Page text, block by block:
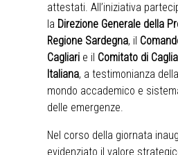
attestati. All’iniziativa
la Direzione Generale della
Regione Sardegna, il
Cagliari e il Comitato di
Italiana, a testimonianza
mondo accademico e
delle emergenze.
Nel corso della giornata
evidenziato il valore